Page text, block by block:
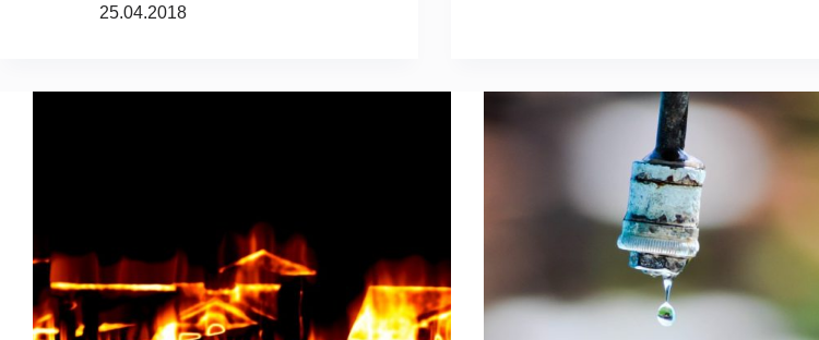
25.04.2018